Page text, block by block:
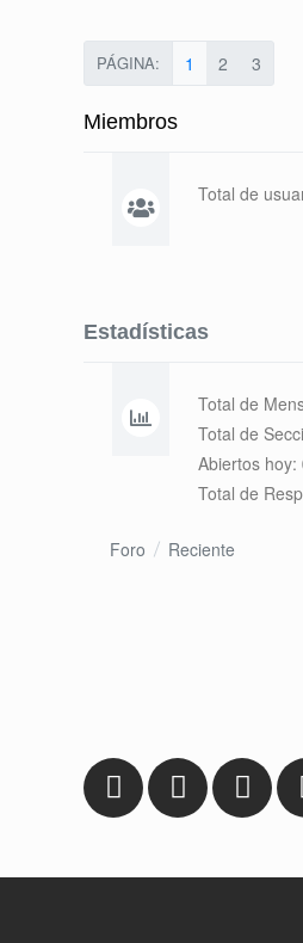
PÁGINA: 1 2 3
Miembros
Total de
Estadísticas
Total de
Total de
Abiertos hoy:
Total de
Foro Reciente